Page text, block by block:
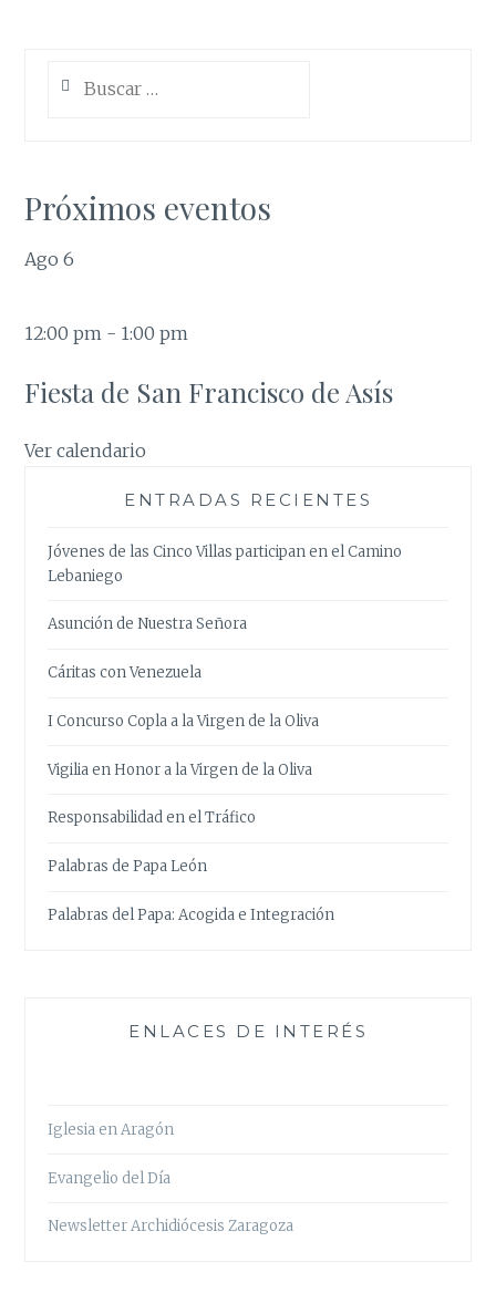
Próximos eventos
Ago6
12:00 pm - 1:00 pm
Fiesta de San Francisco de Asís
Ver calendario
ENTRADAS RECIENTES
Jóvenes de las Cinco Villas participan en el Camino
Lebaniego
Asunción de Nuestra Señora
Cáritas con Venezuela
I Concurso Copla a la Virgen de la Oliva
Vigilia en Honor a la Virgen de la Oliva
Responsabilidad en el Tráfico
Palabras de Papa León
Palabras del Papa: Acogida e Integración
ENLACES DE INTERÉS
Iglesia en Aragón
Evangelio del Día
Newsletter Archidiócesis Zaragoza